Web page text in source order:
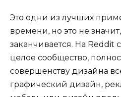
Это одни из лучших
времени, но это не
заканчивается. На Reddit
целое сообщество,
совершенству дизайна
графический дизайн,